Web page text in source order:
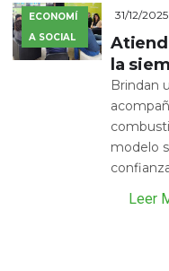
ECONOMÍ
A SOCIAL
31/12/2025
la
Brindan
modelo
Leer